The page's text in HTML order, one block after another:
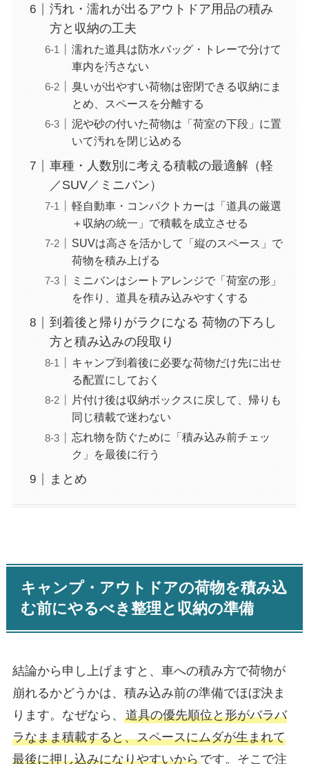
汚れ・濡れが出るアウトドア用品の積み
方と収納の工夫
濡れた道具は防水バッグ・トレーで分けて
車内を汚さない
臭いが出やすい荷物は密閉できる収納にま
とめ、スペースを分離する
泥や砂の付いた荷物は「荷室の下段」に置
いて汚れを閉じ込める
車種・人数別に考える積載の最適解（軽
／SUV／ミニバン）
軽自動車・コンパクトカーは「道具の厳選
＋収納の統一」で積載を成立させる
SUVは高さを活かして「縦のスペース」で
荷物を積み上げる
ミニバンはシートアレンジで「荷室の形」
を作り、道具を積み込みやすくする
到着後と帰りがラクになる 荷物の下ろし
方と積み込みの段取り
キャンプ到着後に必要な荷物だけ先に出せ
る配置にしておく
片付け後は収納ボックスに戻して、帰りも
同じ積載で迷わない
忘れ物を防ぐために「積み込み前チェッ
ク」を最後に行う
まとめ
キャンプ・アウトドアの荷物を積み込
む前にやるべき整理と収納の準備
結論から申し上げますと、車への積み方で荷物が
崩れるかどうかは、積み込み前の準備でほぼ決ま
ります。なぜなら、 道具の優先順位と形がバラバ
ラなまま積載すると、スペースにムダが生まれて
最後に押し込みになりやすいからです。そこで注